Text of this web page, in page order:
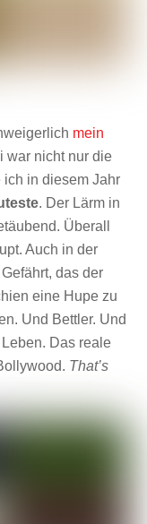
mein
war nicht nur die
in diesem Jahr
. Der Lärm in
Überall
Auch in der
das der
eine Hupe zu
Und Bettler. Und
Das reale
That’s